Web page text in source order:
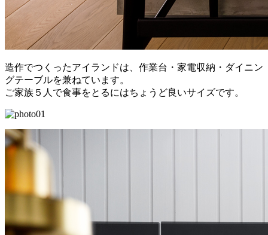
造作でつくったアイランドは、作業台・家電収納・ダイニン
グテーブルを兼ねています。
ご家族５人で食事をとるにはちょうど良いサイズです。